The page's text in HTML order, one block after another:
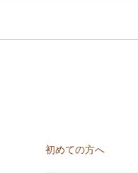
初めての方へ